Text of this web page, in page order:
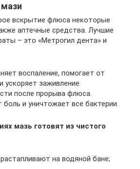
вскрытие флюса некоторые
аптечные средства. Лучшие
– это «Метрогил дента» и
воспаление, помогает от
ускоряет заживление
после прорыва флюса.
боль и уничтожает все бактерии.
мазь готовят из чистого
на водяной бане;